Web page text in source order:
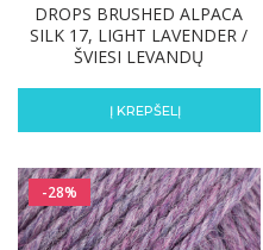
DROPS BRUSHED ALPACA
SILK 17, LIGHT LAVENDER /
ŠVIESI LEVANDŲ
Į KREPŠELĮ
-28%